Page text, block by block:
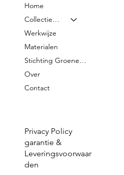
Privacy Policy
garantie &
Leveringsvoorwaar
den
Home
Collectie & Prijzen
Werkwijze
Materialen
Stichting Groene Graven
Over
Contact